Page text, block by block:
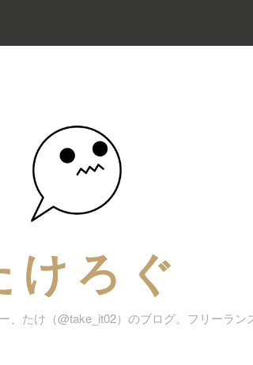
けろぐ
、たけ（@take_it02）のブログ。フリーラ